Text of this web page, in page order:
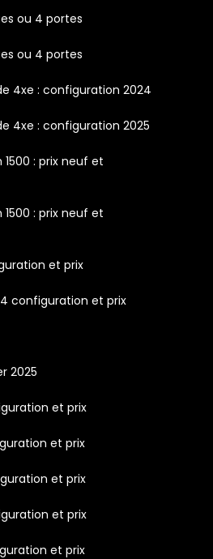
ou 4 portes
ou 4 portes
4xe : configuration 2024
4xe : configuration 2025
: prix neuf et
: prix neuf et
et prix
configuration et prix
2025
et prix
et prix
et prix
et prix
et prix